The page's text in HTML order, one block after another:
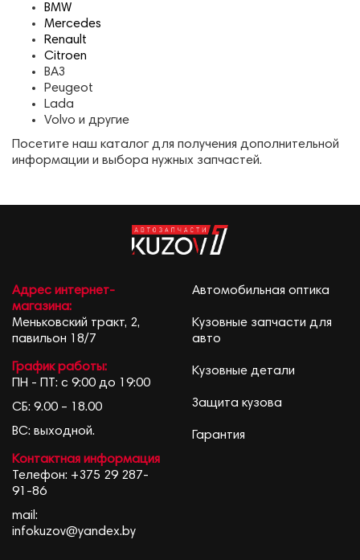
BMW
Mercedes
Renault
Citroen
ВАЗ
Peugeot
Lada
Volvo и другие
Посетите наш каталог для получения дополнительной
информации и выбора нужных запчастей.
Адрес интернет-
магазина:
Меньковский тракт, 2,
павильон 18/7
График работы:
ПН - ПТ: с 9:00 до 19:00
СБ: 9.00 – 18.00
ВС: выходной.
Контактная информация
Телефон: +375 29 287-
91-86
mail:
infokuzov@yandex.by
Автомобильная оптика
Кузовные запчасти для
авто
Кузовные детали
Защита кузова
Гарантия